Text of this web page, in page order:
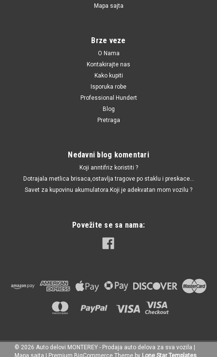
Silen kolevke prednje Passat '97-'05
DODAJ U KORPU
3RG | Sku: 8E0422821C / G21080 / TA1644 / 8E0422801B / 8E0422821 /
Mapa sajta
Brze veze
O Nama
Kontakirajte nas
Kako kupiti
Isporuka robe
Professional Hundert
Blog
Pretraga
Nedavni blog komentari
Koji anntifriz koristiti ?
Dotrajala metlica brisaca,ostavlja tragove po staklu i preskace...
Savet za kupovinu akumulatora.Koji je adekvatan mom vozilu ?
Povežite se sa nama:
© 2026 Auto delovi MONTEREY - Prodaja auto delova za sva vozila |
Mapa sajta | Premium BigCommerce Theme by Lone Star Templates